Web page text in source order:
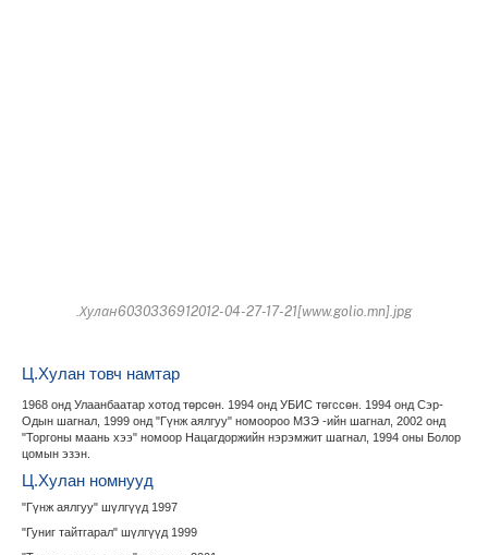
.Хулан6030336912012-04-27-17-21[www.golio.mn].jpg
Ц.Хулан товч намтар
1968 онд Улаанбаатар хотод төрсөн. 1994 онд УБИС төгссөн. 1994 онд Сэр-
Одын шагнал, 1999 онд "Гүнж аялгуу" номоороо МЗЭ -ийн шагнал, 2002 онд
"Торгоны маань хээ" номоор Нацагдоржийн нэрэмжит шагнал, 1994 оны Болор
цомын эзэн.
Ц.Хулан номнууд
"Гүнж аялгуу" шүлгүүд 1997
"Гуниг тайтгарал" шүлгүүд 1999